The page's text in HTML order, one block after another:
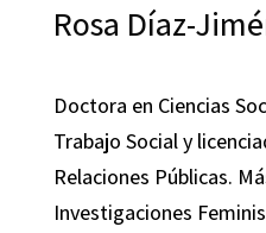
Rosa Díaz-
Doctora en Ciencias
Trabajo Social y
Relaciones Públicas.
Investigaciones